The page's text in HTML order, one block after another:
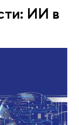
ИИ в